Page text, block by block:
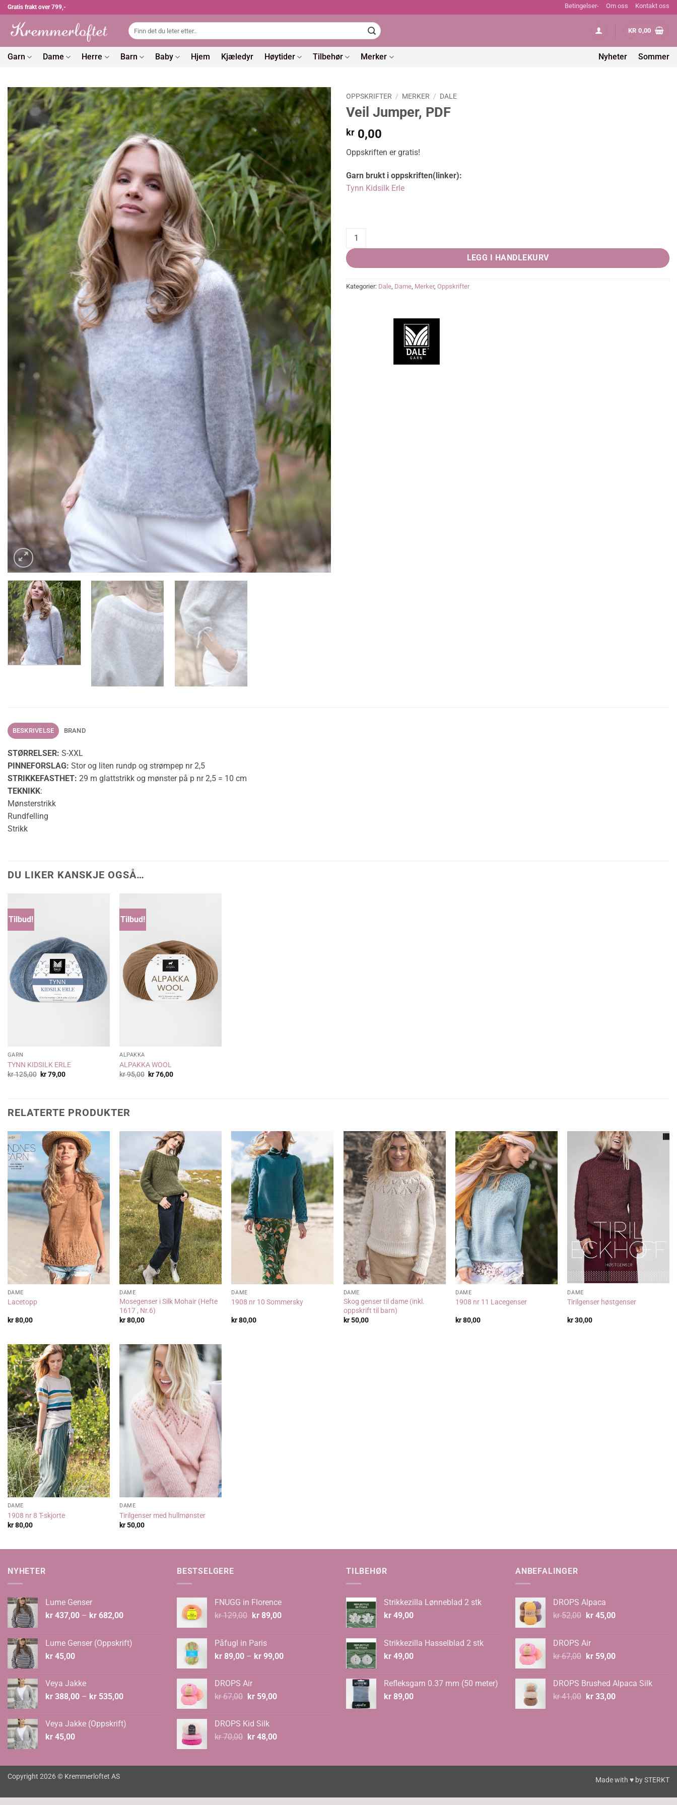
Skip
content
Gratis frakt over 799,- Betingelser- Om oss Kontakt oss
Søk
etter:
KR 0,00
Garn Dame Herre Barn Baby Hjem Kjæledyr Høytider Tilbehør Merker Nyheter Sommer
OPPSKRIFTER / MERKER / DALE
Veil Jumper, PDF
kr 0,00
Oppskriften er gratis!
Garn brukt i oppskriften(linker):
Tynn Kidsilk Erle
Veil Jumper, PDF quantity
LEGG I HANDLEKURV
Kategorier: Dale Dame Merker, Oppskrifter
BESKRIVELSE BRAND
STØRRELSER: S-XXL
PINNEFORSLAG: Stor og liten rundp og strømpep nr 2,5
STRIKKEFASTHET: 29 m glattstrikk og mønster på p nr 2,5 = 10 cm
TEKNIKK:
Mønsterstrikk
Rundfelling
Strikk
DU LIKER KANSKJE OGSÅ…
Tilbud!
GARN
TYNN KIDSILK ERLE
kr125,00 Opprinnelig
kr79,00Nåværende
Tilbud!
ALPAKKA
ALPAKKA WOOL
kr95,00 Opprinnelig
kr76,00Nåværende
RELATERTE PRODUKTER
DAME
Lacetopp
kr80,00
DAME
Mosegenser i Silk Mohair (Hefte
1617 , Nr.6)
kr80,00
DAME
1908 nr 10 Sommersky
kr80,00
DAME
Skog genser til dame (inkl.
oppskrift til barn)
kr50,00
DAME
1908 nr 11 Lacegenser
kr80,00
DAME
Tirilgenser høstgenser
kr30,00
DAME
1908 nr 8 T-skjorte
kr80,00
DAME
Tirilgenser med hullmønster
kr50,00
NYHETER
Lume Genser
kr 437,00 – kr 682,00Prisområde:
kr 682,00
Lume Genser (Oppskrift)
kr 45,00
Veya Jakke
kr 388,00 – kr 535,00Prisområde:
kr 535,00
Veya Jakke (Oppskrift)
kr 45,00
BESTSELGERE
FNUGG in Florence
kr129,00 Opprinnelig
kr 129,00.
kr89,00Nåværende
Påfugl in Paris
kr 89,00 – kr 99,00Prisområde:
DROPS Air
kr67,00 Opprinnelig
kr 67,00.
kr59,00Nåværende
DROPS Kid Silk
kr70,00 Opprinnelig
kr 70,00.
kr48,00Nåværende
kr 48,00.
TILBEHØR
Strikkezilla Lønneblad 2 stk
kr 49,00
Strikkezilla Hasselblad 2 stk
kr 49,00
Refleksgarn 0.37 mm (50 meter)
kr 89,00
ANBEFALINGER
DROPS Alpaca
kr52,00 Opprinnelig
kr 52,00.
kr45,00Nåværende
DROPS Air
kr67,00 Opprinnelig
kr 67,00.
kr59,00Nåværende
kr 59,00.
DROPS Brushed Alpaca Silk
kr41,00 Opprinnelig
kr33,00Nåværende
Made with ♥ bySTERKT
Copyright 2026 © Kremmerloftet AS